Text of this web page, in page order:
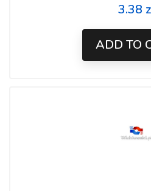
Price
3.38
ADD TO